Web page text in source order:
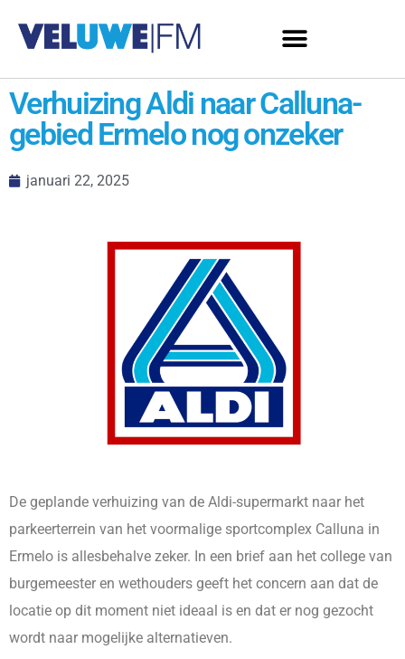
Verhuizing Aldi naar Calluna-
gebied Ermelo nog onzeker
januari 22, 2025
De geplande verhuizing van de Aldi-supermarkt naar het
parkeerterrein van het voormalige sportcomplex Calluna in
Ermelo is allesbehalve zeker. In een brief aan het college van
burgemeester en wethouders geeft het concern aan dat de
locatie op dit moment niet ideaal is en dat er nog gezocht
wordt naar mogelijke alternatieven.